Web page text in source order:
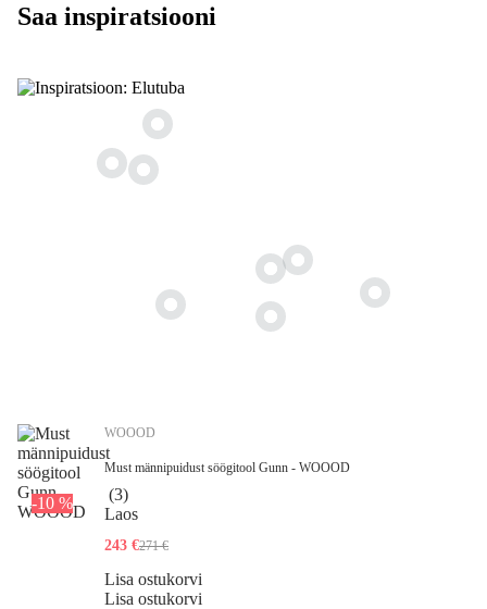
Saa inspiratsiooni
-10 %
WOOOD
Must männipuidust söögitool Gunn - WOOOD
(3)
Laos
243 €271 €
Lisa ostukorvi
Lisa ostukorvi